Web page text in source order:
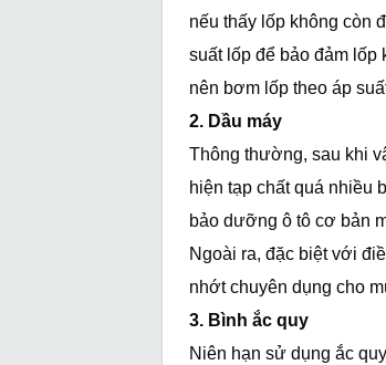
nếu thấy lốp không còn
suất lốp để bảo đảm lốp
nên bơm lốp theo áp
2. Dầu máy
Thông thường, sau khi
hiện tạp chất quá nhiều
bảo dưỡng ô tô cơ bản
Ngoài ra, đặc biệt với
nhớt chuyên dụng cho
3. Bình ắc quy
Niên hạn sử dụng ắc